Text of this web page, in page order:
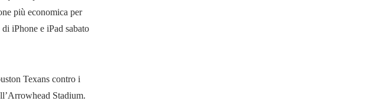
più economica per
iPhone e iPad sabato
Texans contro i
Stadium.